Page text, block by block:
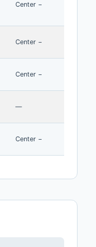
Center −
Center −
Center −
—
Center −